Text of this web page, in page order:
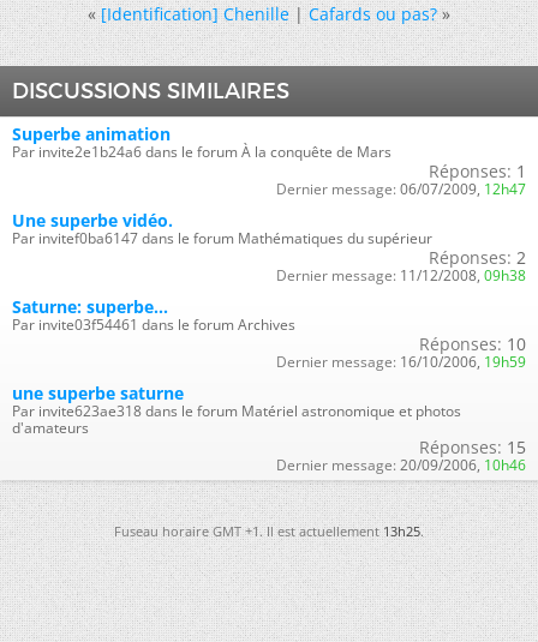
« [Identification] Chenille|Cafards ou pas? »
DISCUSSIONS SIMILAIRES
Superbe animation
Par invite2e1b24a6 dans le forum À la conquête de Mars
Réponses: 1
Dernier message: 06/07/2009, 12h47
Une superbe vidéo.
Par invitef0ba6147 dans le forum Mathématiques du supérieur
Réponses: 2
Dernier message: 11/12/2008, 09h38
Saturne: superbe...
Par invite03f54461 dans le forum Archives
Réponses: 10
Dernier message: 16/10/2006, 19h59
une superbe saturne
Par invite623ae318 dans le forum Matériel astronomique et photos
d'amateurs
Réponses: 15
Dernier message: 20/09/2006, 10h46
Fuseau horaire GMT +1. Il est actuellement13h25.